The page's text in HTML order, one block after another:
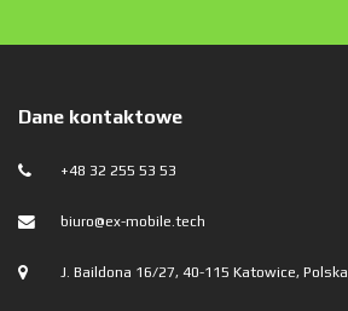
Dane kontaktowe
+48 32 255 53 53
biuro@ex-mobile.tech
J. Baildona 16/27, 40-115 Katowice, Polska